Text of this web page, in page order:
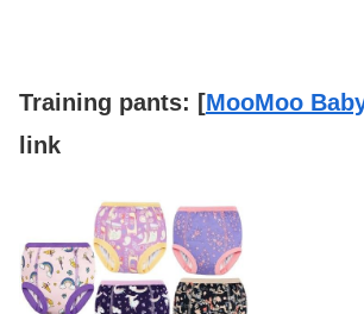
Training pants: [MooMoo
link